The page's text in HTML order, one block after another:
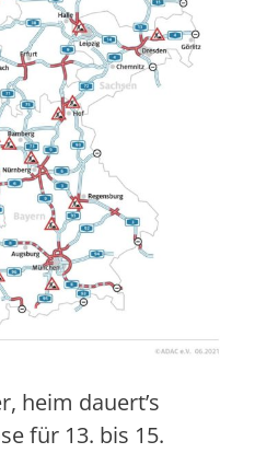
heim dauert’s
für 13. bis 15.